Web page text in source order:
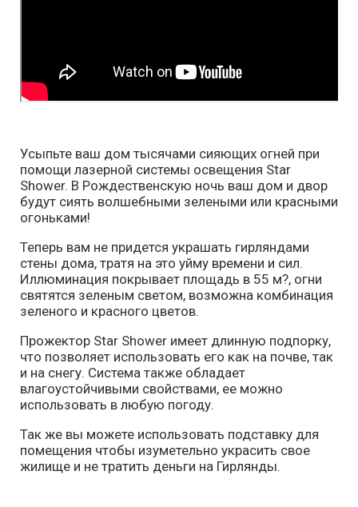
Усыпьте ваш дом тысячами сияющих огней при
помощи лазерной системы освещения Star
Shower. В Рождественскую ночь ваш дом и двор
будут сиять волшебными зелеными или красными
огоньками!
Теперь вам не придется украшать гирляндами
стены дома, тратя на это уйму времени и сил.
Иллюминация покрывает площадь в 55 м?, огни
святятся зеленым светом, возможна комбинация
зеленого и красного цветов.
Прожектор Star Shower имеет длинную подпорку,
что позволяет использовать его как на почве, так
и на снегу. Система также обладает
влагоустойчивыми свойствами, ее можно
использовать в любую погоду.
Так же вы можете использовать подставку для
помещения чтобы изуметельно украсить свое
жилище и не тратить деньги на Гирлянды.